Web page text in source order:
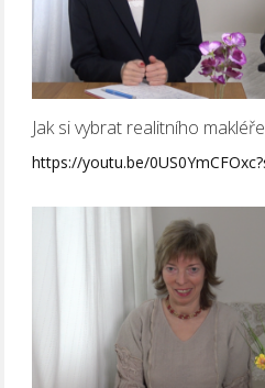
Jak si vybrat realitního makléře
https://youtu.be/